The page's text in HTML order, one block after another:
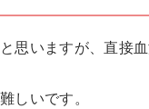
思いますが、直接
しいです。